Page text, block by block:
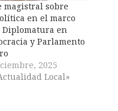
magistral sobre
en el marco
Diplomatura en
y Parlamento
2025
Local»